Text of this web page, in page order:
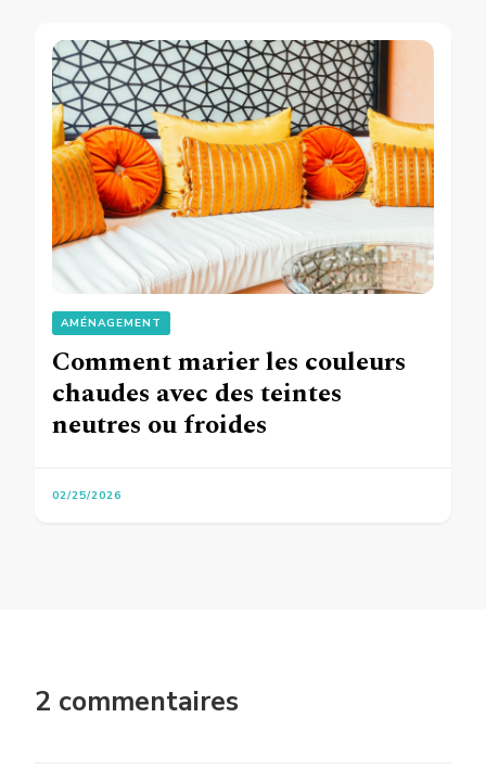
AMÉNAGEMENT
Comment marier les couleurs
chaudes avec des teintes
neutres ou froides
02/25/2026
2 commentaires